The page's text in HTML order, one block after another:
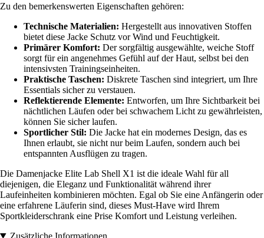
Zu den bemerkenswerten Eigenschaften gehören:
Technische Materialien: Hergestellt aus innovativen Stoffen
bietet diese Jacke Schutz vor Wind und Feuchtigkeit.
Primärer Komfort: Der sorgfältig ausgewählte, weiche Stoff
sorgt für ein angenehmes Gefühl auf der Haut, selbst bei den
intensivsten Trainingseinheiten.
Praktische Taschen: Diskrete Taschen sind integriert, um Ihre
Essentials sicher zu verstauen.
Reflektierende Elemente: Entworfen, um Ihre Sichtbarkeit bei
nächtlichen Läufen oder bei schwachem Licht zu gewährleisten,
können Sie sicher laufen.
Sportlicher Stil: Die Jacke hat ein modernes Design, das es
Ihnen erlaubt, sie nicht nur beim Laufen, sondern auch bei
entspannten Ausflügen zu tragen.
Die Damenjacke Elite Lab Shell X1 ist die ideale Wahl für all
diejenigen, die Eleganz und Funktionalität während ihrer
Laufeinheiten kombinieren möchten. Egal ob Sie eine Anfängerin oder
eine erfahrene Läuferin sind, dieses Must-Have wird Ihrem
Sportkleiderschrank eine Prise Komfort und Leistung verleihen.
Zusätzliche Informationen